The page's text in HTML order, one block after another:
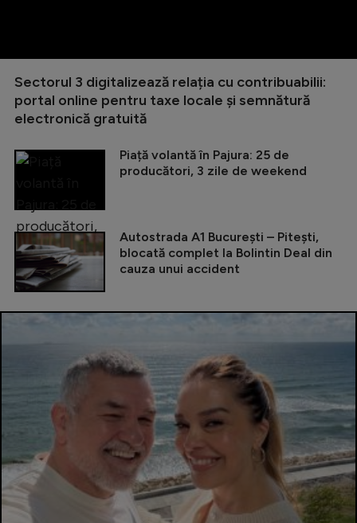
Sectorul 3 digitalizează relația cu contribuabilii:
portal online pentru taxe locale și semnătură
electronică gratuită
Piață volantă în Pajura: 25 de
producători, 3 zile de weekend
Autostrada A1 București – Pitești,
blocată complet la Bolintin Deal din
cauza unui accident